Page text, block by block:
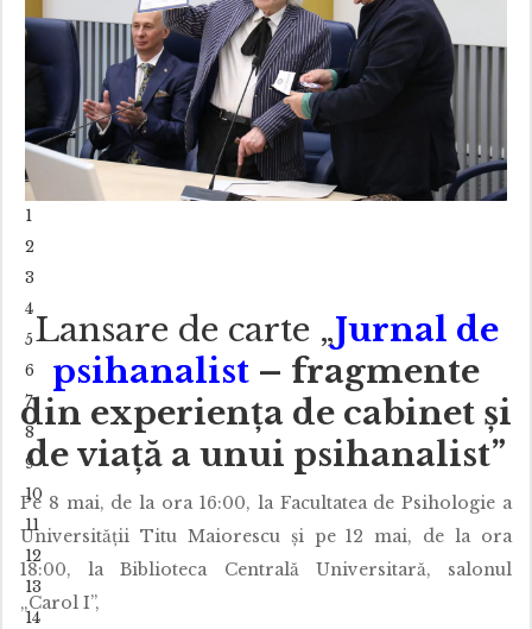
1
2
3
4
5
6
7
8
9
10
11
12
13
14
Lansare de carte „Jurnal de
psihanalist – fragmente
din experiența de cabinet și
de viață a unui psihanalist”
Pe 8 mai, de la ora 16:00, la Facultatea de Psihologie a
Universității Titu Maiorescu și pe 12 mai, de la ora
18:00, la Biblioteca Centrală Universitară, salonul
„Carol I”,